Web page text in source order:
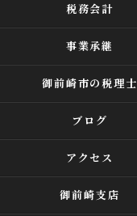
税務会計
事業承継
御前崎市の税理士
ブログ
アクセス
御前崎支店